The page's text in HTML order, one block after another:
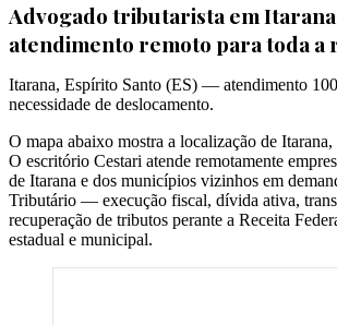
Advogado tributarista emItarana
atendimento remoto para toda a
Itarana, Espírito Santo (ES) — atendimento
necessidade de deslocamento.
O mapa abaixo mostra a localização de Itarana,
O escritório Cestari atende remotamente
de Itarana e dos municípios vizinhos em
Tributário — execução fiscal, dívida ativa,
recuperação de tributos perante a Receita
estadual e municipal.